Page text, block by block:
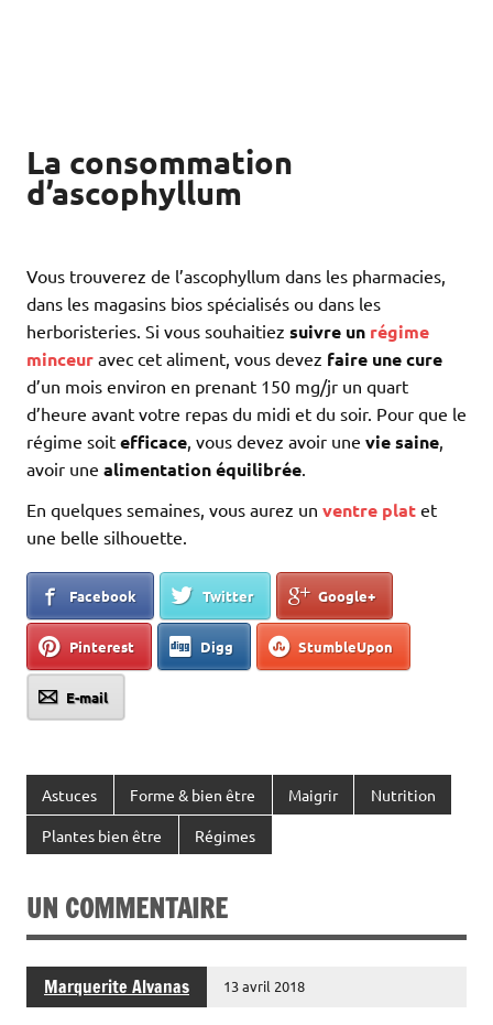
La consommation
d’ascophyllum
Vous trouverez de l’ascophyllum dans les pharmacies,
dans les magasins bios spécialisés ou dans les
herboristeries. Si vous souhaitiez suivre un régime
minceur avec cet aliment, vous devez faire une cure
d’un mois environ en prenant 150 mg/jr un quart
d’heure avant votre repas du midi et du soir. Pour que le
régime soit efficace, vous devez avoir une vie saine,
avoir une alimentation équilibrée.
En quelques semaines, vous aurez un ventre plat et
une belle silhouette.
Facebook Twitter Google+
Pinterest Digg StumbleUpon
E-mail
Astuces Forme & bien être Maigrir Nutrition
Plantes bien être Régimes
UN COMMENTAIRE
Marquerite Alvanas 13 avril 2018